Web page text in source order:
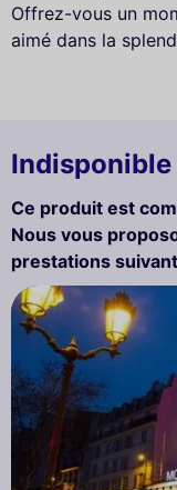
Offrez-vous un
aimé dans la
Indisponible
Ce produit est
Nous vous
prestations